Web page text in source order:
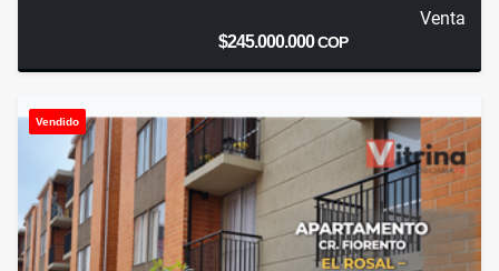
Venta
$245.000.000COP
Vendido